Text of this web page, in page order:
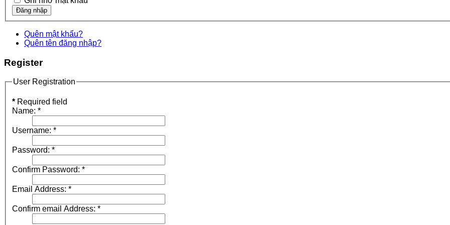
Quên mật khẩu?
Quên tên đăng nhập?
Register
User Registration
* Required field
Name: *
Username: *
Password: *
Confirm Password: *
Email Address: *
Confirm email Address: *